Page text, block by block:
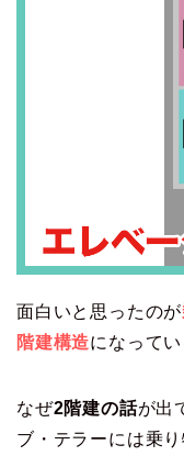
面白いと思ったのが
階建構造になって
なぜ2階建の話が出
ブ・テラーには乗